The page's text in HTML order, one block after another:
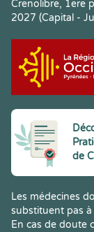
Crenolibre, 1ere
2027 (Capital -
de
Les médecines
substituent pas
En cas de doute